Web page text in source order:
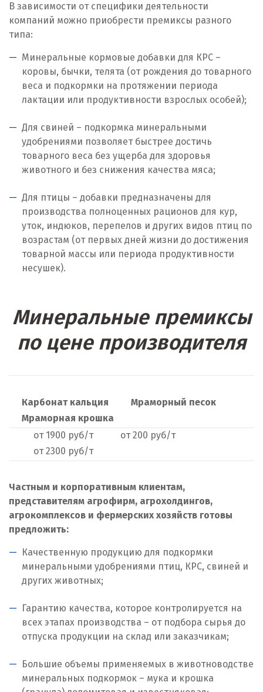
Лыткарино
Люберцы
М
Магнитогорск
Мегион
Медведевка
Мытищи
Н
Набарежные Челны
Наро-Фоминск
Невьянск
Нижневартовск
Нижний Новгород
Нижний Тагил
Новокоалиновый
Новокузнецк
Новороссийск
Новосибирск
Новоуральск
Новоуткинск
Ногинск
В зависимости от специфики деятельности
компаний можно приобрести премиксы разного
типа:
Минеральные кормовые добавки для КРС –
коровы, бычки, телята (от рождения до товарного
веса и подкормки на протяжении периода
лактации или продуктивности взрослых особей);
Для свиней – подкормка минеральными
удобрениями позволяет быстрее достичь
товарного веса без ущерба для здоровья
животного и без снижения качества мяса;
Для птицы – добавки предназначены для
производства полноценных рационов для кур,
уток, индюков, перепелов и других видов птиц по
возрастам (от первых дней жизни до достижения
товарной массы или периода продуктивности
несушек).
Минеральные премиксы
по цене производителя
Карбонат кальция
Мраморный песок
Мраморная крошка
от 1900 руб/т
от 200 руб/т
от 2300 руб/т
Частным и корпоративным клиентам,
представителям агрофирм, агрохолдингов,
агрокомплексов и фермерских хозяйств готовы
предложить:
Качественную продукцию для подкормки
минеральными удобрениями птиц, КРС, свиней и
других животных;
Гарантию качества, которое контролируется на
всех этапах производства – от подбора сырья до
отпуска продукции на склад или заказчикам;
Большие объемы применяемых в животноводстве
минеральных подкормок – мука и крошка